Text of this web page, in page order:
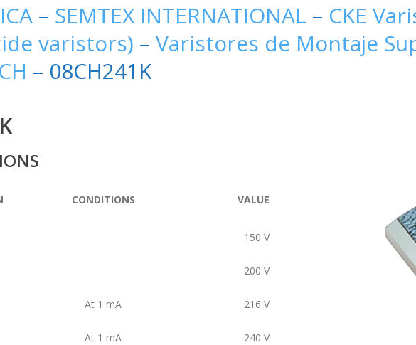
– SEMTEX INTERNATIONAL – CKE
varistors) – Varistores de Montaje
– 08CH241K
CONDITIONS VALUE
150 V
200 V
At 1 mA 216 V
At 1 mA 240 V